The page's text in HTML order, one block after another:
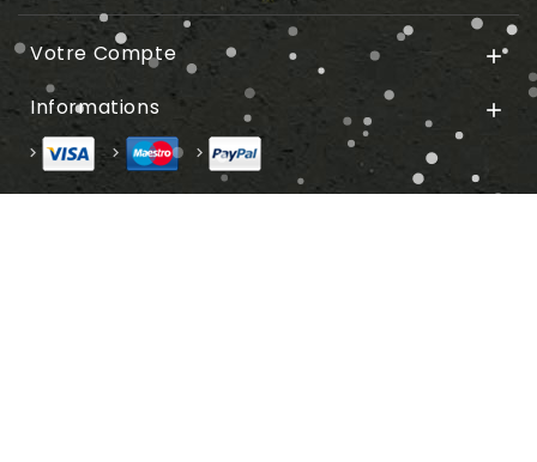
Votre Compte 
Informations 